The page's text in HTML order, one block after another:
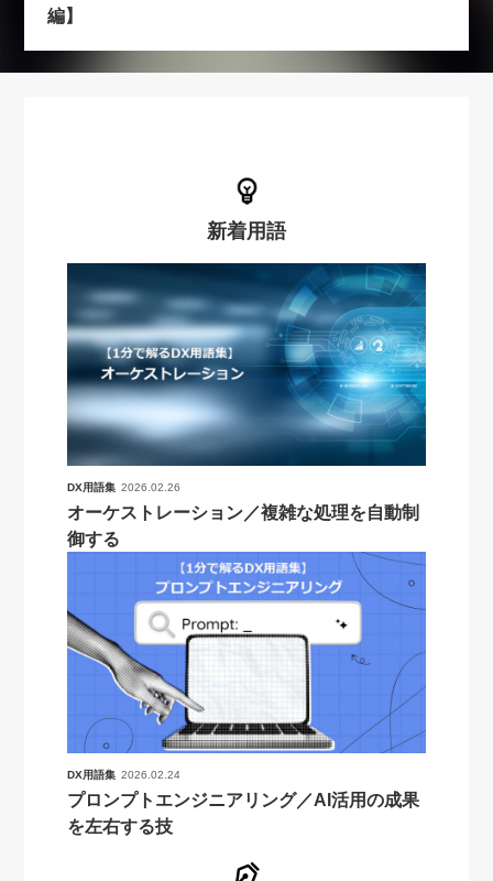
編】
新着用語
DX用語集 2026.02.26
オーケストレーション／複雑な処理を自動制
御する
DX用語集 2026.02.24
プロンプトエンジニアリング／AI活用の成果
を左右する技